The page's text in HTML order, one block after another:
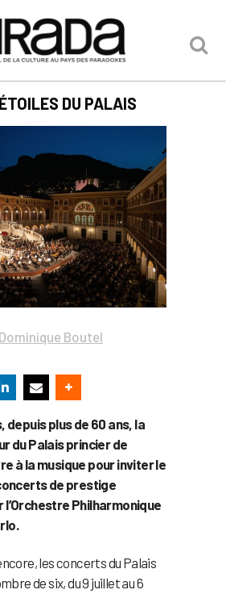
DU PALAIS
Dominique Boutel
depuis plus de 60 ans, la
du Palais princier de
à la musique pour inviter le
de prestige
Philharmonique
les concerts du Palais
de six, du 9 juillet au 6